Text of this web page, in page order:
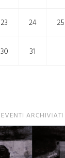
23 24 25
30 31
EVENTI ARCHIVIATI